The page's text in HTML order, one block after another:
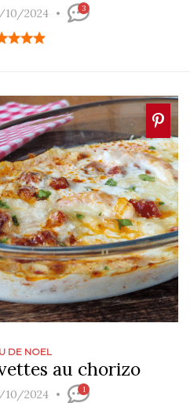
10/2024 3
DE NOEL
au chorizo
10/2024 1